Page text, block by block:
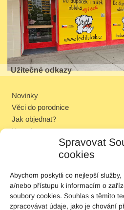
Spravovat
cookies
Abychom poskytli co nejlepší
a/nebo přístupu k informacím o
soubory cookies. Souhlas s těmito
zpracovávat údaje, jako je chování
Užitečné odkazy
Novinky
Věci do porodnice
Jak objednat?
Kontakt
Zásady cookies (EU)
Prohlášení o ochraně osobních
Mapa